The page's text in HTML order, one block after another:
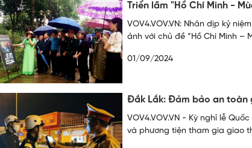
Triển lãm "Hồ Chí Minh -
VOV4.VOV.VN: Nhân dịp kỷ
ảnh với chủ đề “Hồ Chí Minh –
01/09/2024
Đắk Lắk: Đảm bảo an toàn
VOV4.VOV.VN - Kỳ nghỉ lễ
và phương tiện tham gia giao